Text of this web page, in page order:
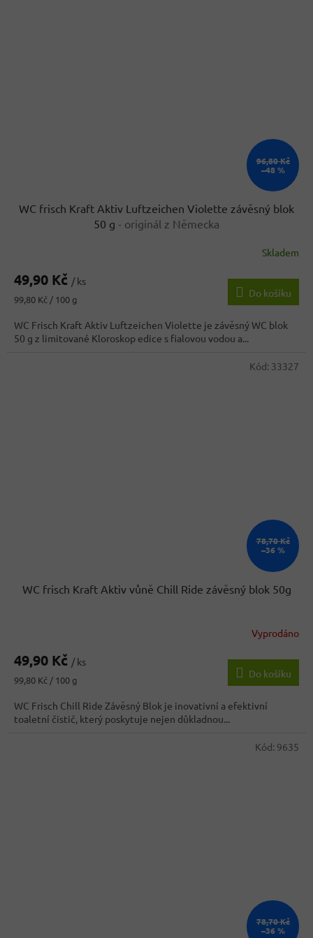
96,80 Kč
–48 %
WC frisch Kraft Aktiv Luftzeichen Violette závěsný blok
50 g - originál z Německa
Skladem
49,90 Kč / ks
Měrná
99,80 Kč / 100 g
Do košíku
WC Frisch Kraft Aktiv Luftzeichen Violette je závěsný WC blok
50 g z limitované Kloroskop edice s fialovou vodou a...
78,70 Kč
–36 %
WC frisch Kraft Aktiv vůně Chill Ride závěsný blok 50g
Vyprodáno
49,90 Kč / ks
Měrná
99,80 Kč / 100 g
Do košíku
WC Frisch Chill Ride Závěsný Blok je inovativní a efektivní
toaletní čistič, který poskytuje nejen důkladnou...
Kód: 33327
78,70 Kč
–36 %
Kód: 9635